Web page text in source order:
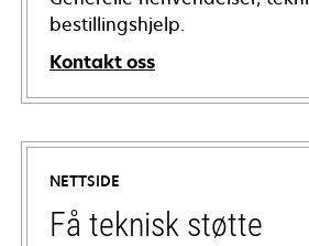
bestillingshjelp.
Kontakt oss
NETTSIDE
Få teknisk støtte